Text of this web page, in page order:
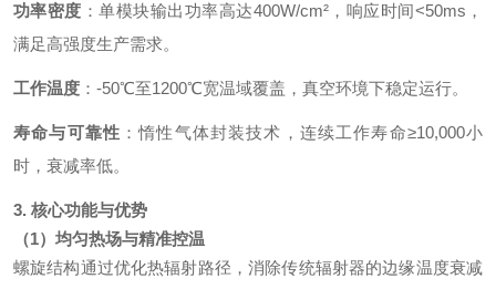
功率密度 ：单模块输出功率高达400W/cm²，响应时间<50ms，
满足高强度生产需求。
工作温度 ：-50℃至1200℃宽温域覆盖，真空环境下稳定运行。
寿命与可靠性 ：惰性气体封装技术，连续工作寿命≥10,000小
时，衰减率低。
3. 核心功能与优势
（1）均匀热场与精准控温
螺旋结构通过优化热辐射路径，消除传统辐射器的边缘温度衰减